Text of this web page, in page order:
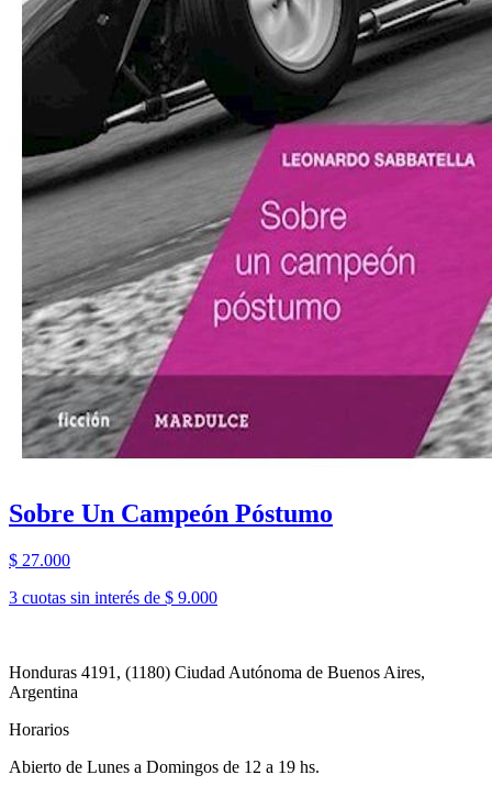
Sobre Un Campeón Póstumo
$ 27.000
3 cuotas sin interés de $ 9.000
Honduras 4191, (1180) Ciudad Autónoma de Buenos Aires,
Argentina
Horarios
Abierto de Lunes a Domingos de 12 a 19 hs.